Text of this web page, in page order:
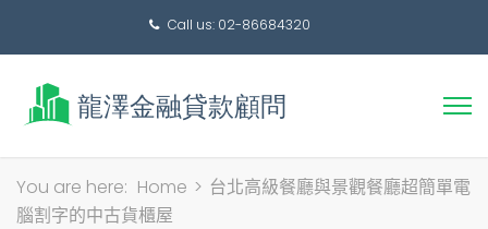
Call us: 02-86684320
搜
You are here: Home > 台北高級餐廳與景觀餐廳超簡單電
腦割字的中古貨櫃屋